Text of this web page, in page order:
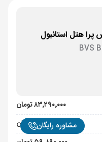
هتل استانبول
BVS
۸۳٬۲۹۰٬۰۰۰ تومان
۱۲۱٬۱۹۰٬۰۰۰ تومان
مشاوره رایگان